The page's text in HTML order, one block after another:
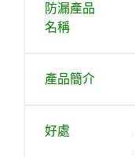
防漏產品
名稱
產品簡介
好處